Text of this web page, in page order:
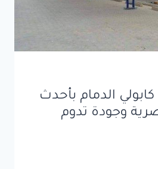
الدمام بأحدث
وجودة تدوم